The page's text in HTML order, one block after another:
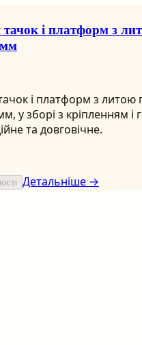
тачок і платформ з
мм
і платформ з литою
у зборі з кріпленням і
та довговічне.
Детальніше →